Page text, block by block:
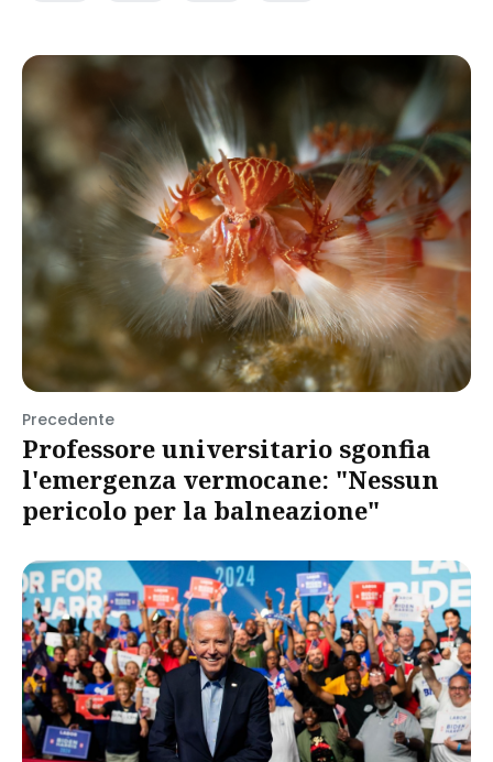
Precedente
Professore universitario sgonfia
l'emergenza vermocane: "Nessun
pericolo per la balneazione"